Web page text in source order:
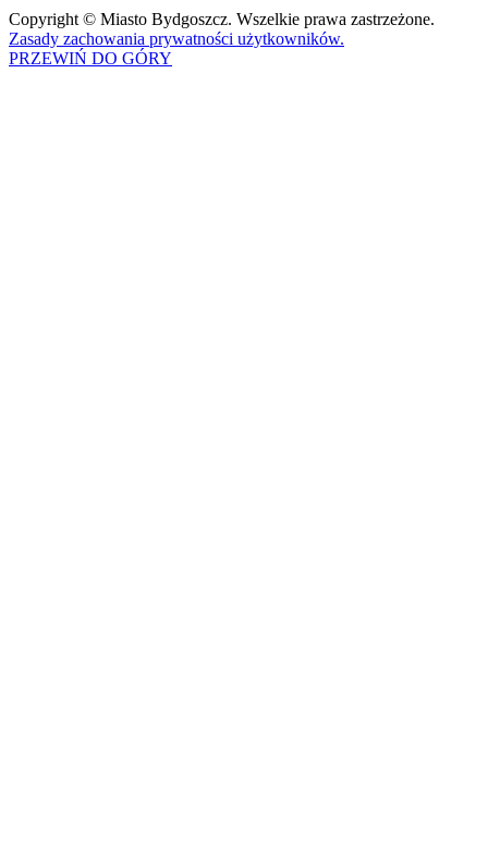
Copyright © Miasto Bydgoszcz. Wszelkie prawa zastrzeżone.
Zasady zachowania prywatności użytkowników.
PRZEWIŃ DO GÓRY